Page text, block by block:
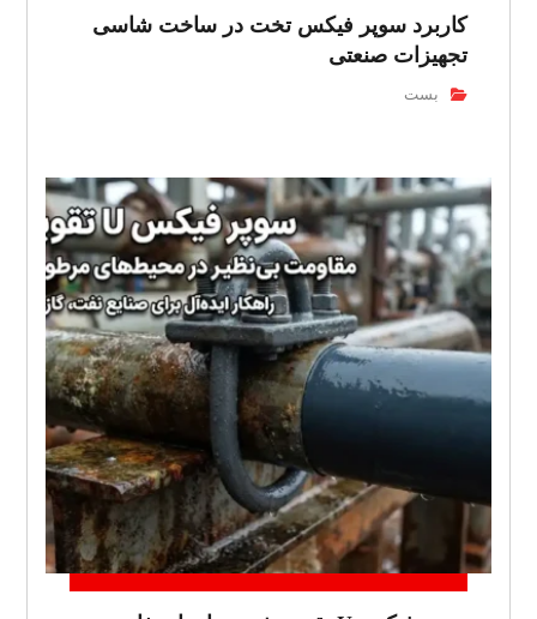
کاربرد سوپر فیکس تخت در ساخت شاسی
تجهیزات صنعتی
بست